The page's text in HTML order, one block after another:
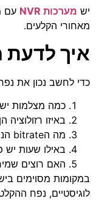
יש מערכות NVR
עם
מאחורי הקלעים.
איך
כדי לחשב נכון את
כמה מצלמות
באיזו רזולוציה
מה הbitrate הנוכחי
באילו שעות יש
האם רוצים שמירת וידאו ל 7
במקומות מסוימים
לוגיסטיים, נפח